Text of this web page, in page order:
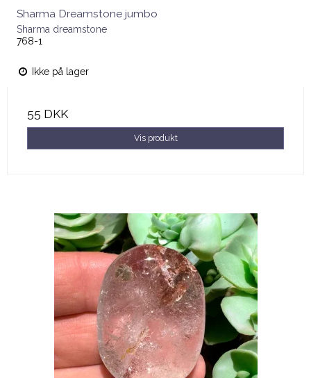
Sharma Dreamstone jumbo
Sharma dreamstone
768-1
Ikke på lager
55 DKK
Vis produkt